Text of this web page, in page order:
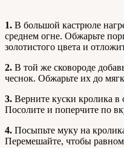
1. В большой кастрюле
среднем огне. Обжарьте
золотистого цвета и
2. В той же сковороде
чеснок. Обжарьте их до
3. Верните куски кролика в
Посолите и поперчите по
4. Посыпьте муку на
Перемешайте, чтобы